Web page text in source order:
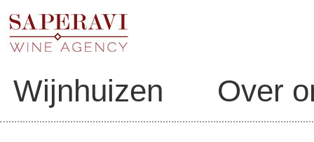
Wijnhuizen Over